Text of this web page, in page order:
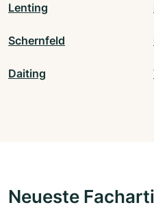
Lenting
Schernfeld
Daiting
Neueste